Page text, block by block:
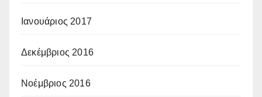
Ιανουάριος 2017
Δεκέμβριος 2016
Νοέμβριος 2016